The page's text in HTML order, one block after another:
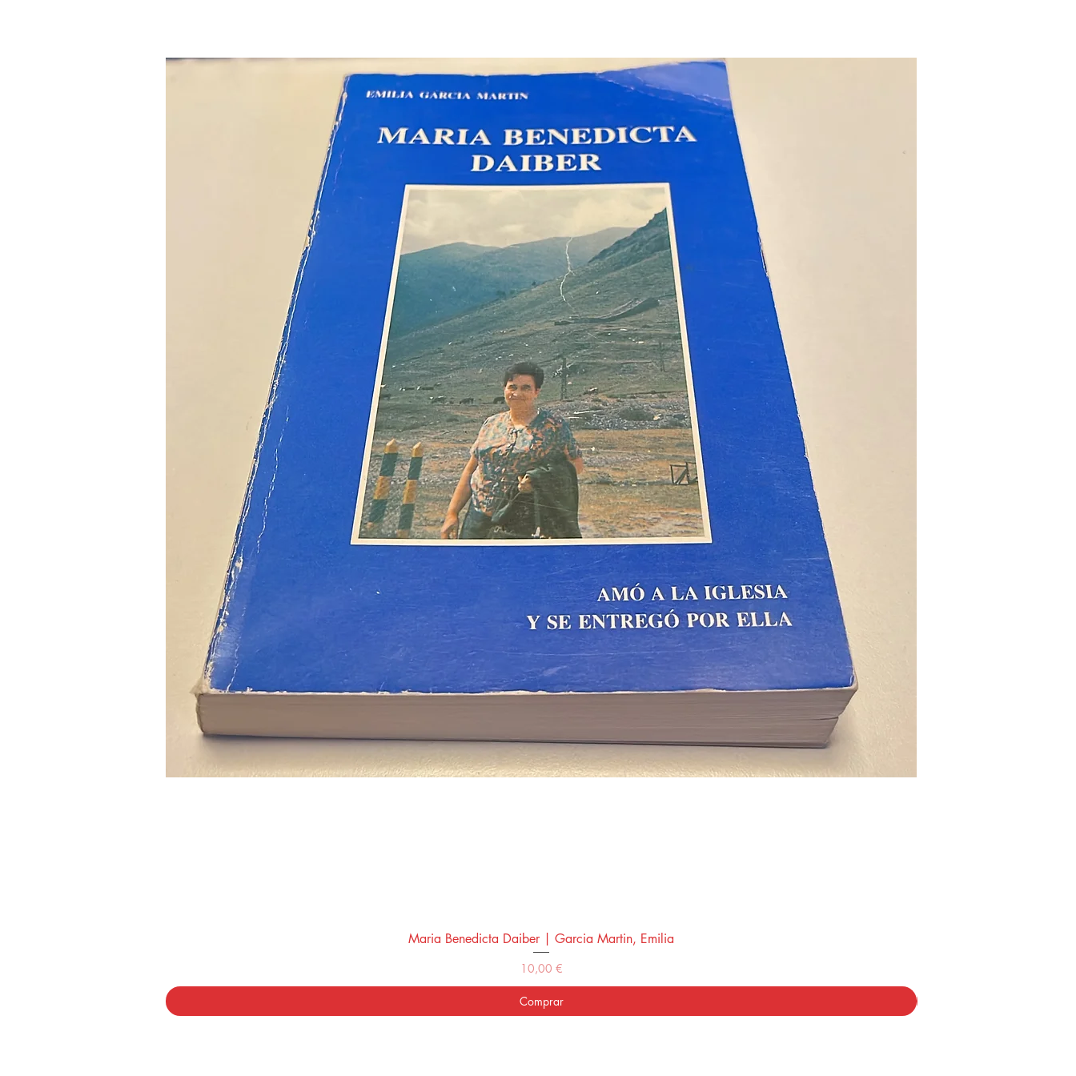
Vista rápida
Maria Benedicta Daiber | Garcia Martin, Emilia
Precio
10,00 €
Comprar